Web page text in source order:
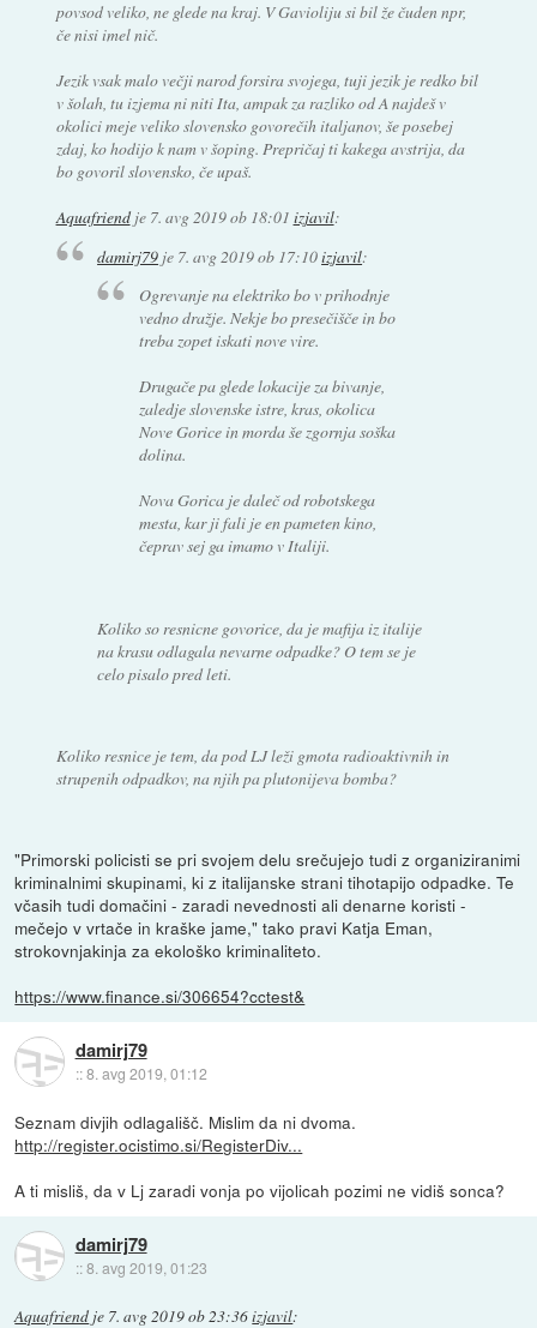
povsod veliko, ne glede na kraj. V Gavioliju si bil že čuden npr,
če nisi imel nič.
Jezik vsak malo večji narod forsira svojega, tuji jezik je redko bil
v šolah, tu izjema ni niti Ita, ampak za razliko od A najdeš v
okolici meje veliko slovensko govorečih italjanov, še posebej
zdaj, ko hodijo k nam v šoping. Prepričaj ti kakega avstrija, da
bo govoril slovensko, če upaš.
Aquafriendje 7. avg 2019 ob 18:01 izjavil:
damirj79 je 7. avg 2019 ob 17:10izjavil:
Ogrevanje na elektriko bo v prihodnje
vedno dražje. Nekje bo presečišče in bo
treba zopet iskati nove vire.
Drugače pa glede lokacije za bivanje,
zaledje slovenske istre, kras, okolica
Nove Gorice in morda še zgornja soška
dolina.
Nova Gorica je daleč od robotskega
mesta, kar ji fali je en pameten kino,
čeprav sej ga imamo v Italiji.
Koliko so resnicne govorice, da je mafija iz italije
na krasu odlagala nevarne odpadke? O tem se je
celo pisalo pred leti.
Koliko resnice je tem, da pod LJ leži gmota radioaktivnih in
strupenih odpadkov, na njih pa plutonijeva bomba?
"Primorski policisti se pri svojem delu srečujejo tudi z organiziranimi
kriminalnimi skupinami, ki z italijanske strani tihotapijo odpadke. Te
včasih tudi domačini - zaradi nevednosti ali denarne koristi -
mečejo v vrtače in kraške jame," tako pravi Katja Eman,
strokovnjakinja za ekološko kriminaliteto.
https://www.finance.si/306654?cctest&
damirj79
::8. avg 2019, 01:12
Seznam divjih odlagališč. Mislim da ni dvoma.
http://register.ocistimo.si/RegisterDiv...
A ti misliš, da v Lj zaradi vonja po vijolicah pozimi ne vidiš sonca?
damirj79
::8. avg 2019, 01:23
Aquafriend je 7. avg 2019 ob 23:36izjavil: